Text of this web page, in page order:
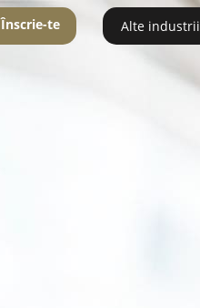
Înscrie-te Alte industrii